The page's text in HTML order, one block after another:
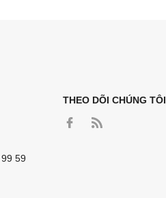
59
THEO DÕI CHÚNG TÔI